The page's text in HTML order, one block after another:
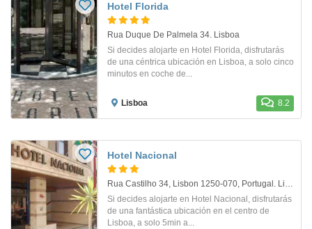
Hotel Florida
Rua Duque De Palmela 34. Lisboa
Si decides alojarte en Hotel Florida, disfrutarás
de una céntrica ubicación en Lisboa, a solo cinco
minutos en coche de...
Lisboa 8.2
Hotel Nacional
Rua Castilho 34, Lisbon 1250-070, Portugal. Lisboa
Si decides alojarte en Hotel Nacional, disfrutarás
de una fantástica ubicación en el centro de
Lisboa, a solo 5min a...